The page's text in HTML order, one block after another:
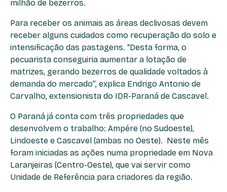
milhão de bezerros.
Para receber os animais as áreas declivosas devem
receber alguns cuidados como recuperação do solo e
intensificação das pastagens. “Desta forma, o
pecuarista conseguiria aumentar a lotação de
matrizes, gerando bezerros de qualidade voltados à
demanda do mercado”, explica Endrigo Antonio de
Carvalho, extensionista do IDR-Paraná de Cascavel.
O Paraná já conta com três propriedades que
desenvolvem o trabalho: Ampére (no Sudoeste),
Lindoeste e Cascavel (ambas no Oeste). Neste mês
foram iniciadas as ações numa propriedade em Nova
Laranjeiras (Centro-Oeste), que vai servir como
Unidade de Referência para criadores da região.